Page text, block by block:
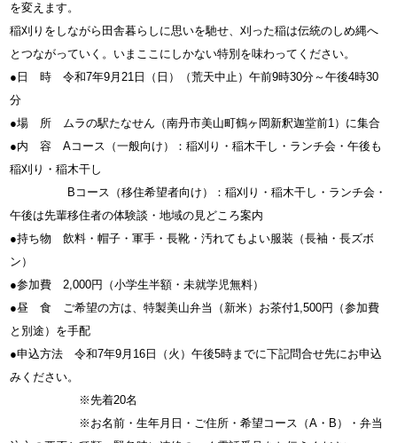
を変えます。
稲刈りをしながら田舎暮らしに思いを馳せ、刈った稲は伝統のしめ縄へ
とつながっていく。いまここにしかない特別を味わってください。
●日 時 令和7年9月21日（日）（荒天中止）午前9時30分～午後4時30
分
●場 所 ムラの駅たなせん（南丹市美山町鶴ヶ岡新釈迦堂前1）に集合
●内 容 Aコース（一般向け）：稲刈り・稲木干し・ランチ会・午後も
稲刈り・稲木干し
Bコース（移住希望者向け）：稲刈り・稲木干し・ランチ会・
午後は先輩移住者の体験談・地域の見どころ案内
●持ち物 飲料・帽子・軍手・長靴・汚れてもよい服装（長袖・長ズボ
ン）
●参加費 2,000円（小学生半額・未就学児無料）
●昼 食 ご希望の方は、特製美山弁当（新米）お茶付1,500円（参加費
と別途）を手配
●申込方法 令和7年9月16日（火）午後5時までに下記問合せ先にお申込
みください。
※先着20名
※お名前・生年月日・ご住所・希望コース（A・B）・弁当